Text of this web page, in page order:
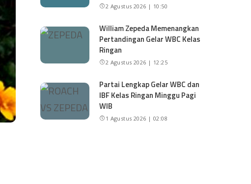
2 Agustus 2026 | 10:50
William Zepeda Memenangkan
Pertandingan Gelar WBC Kelas
Ringan
2 Agustus 2026 | 12:25
Partai Lengkap Gelar WBC dan
IBF Kelas Ringan Minggu Pagi
WIB
1 Agustus 2026 | 02:08